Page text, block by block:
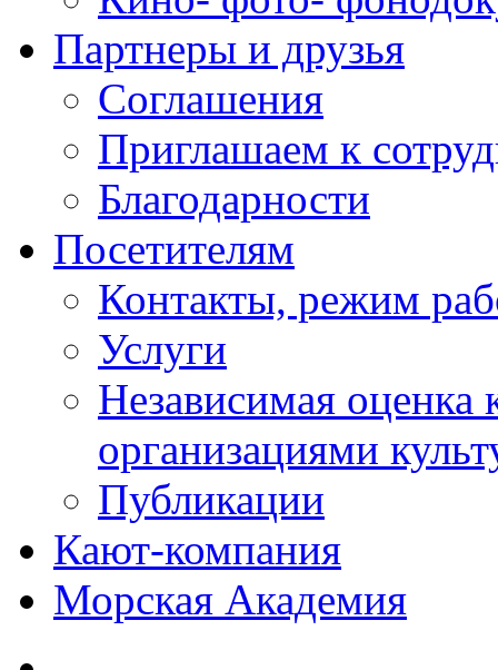
Партнеры и друзья
Соглашения
Приглашаем к
Благодарности
Посетителям
Контакты, режим
Услуги
Независимая оценка
организациями
Публикации
Кают-компания
Морская Академия